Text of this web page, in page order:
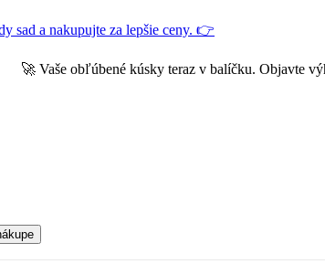
sad a nakupujte za lepšie ceny. 👉
🚀 Vaše obľúbené kúsky teraz v balíčku. Objavte